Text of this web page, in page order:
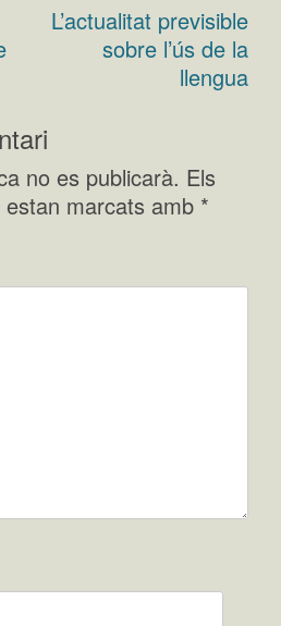
L’actualitat previsible
sobre l’ús de la
llengua
no es publicarà. Els
marcats amb *